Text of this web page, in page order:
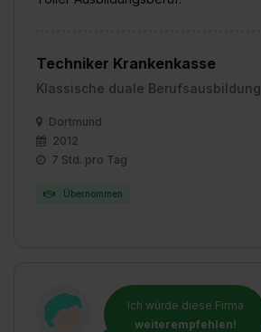
Techniker Krankenkasse
Klassische duale Berufsausbildung
Dortmund
2012
7 Std. pro Tag
Übernommen
Ich würde diese Firma
weiterempfehlen!